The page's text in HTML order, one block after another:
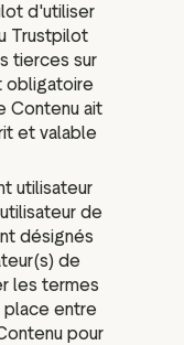
d'utiliser
Trustpilot
tierces sur
obligatoire
Contenu ait
et valable
utilisateur
de
désignés
de
les termes
entre
pour